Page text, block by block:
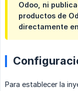
Odoo, ni
productos de
directamente en
Para establecer la